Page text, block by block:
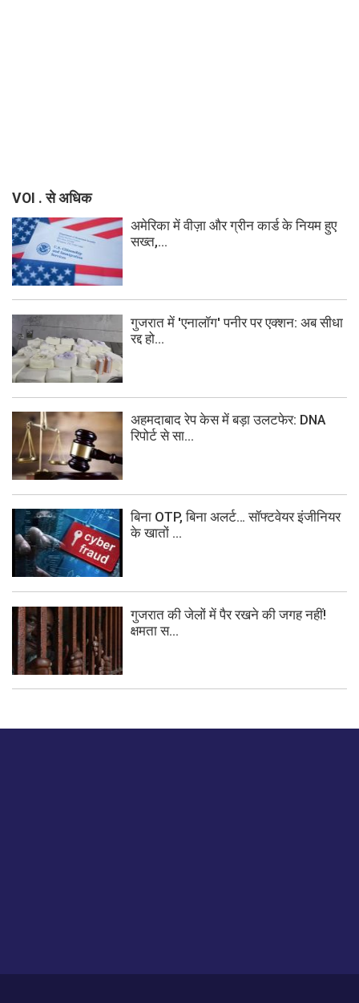
VOI . से अधिक
अमेरिका में वीज़ा और ग्रीन कार्ड के नियम हुए
सख्त,...
गुजरात में 'एनालॉग' पनीर पर एक्शन: अब सीधा
रद्द हो...
अहमदाबाद रेप केस में बड़ा उलटफेर: DNA
रिपोर्ट से सा...
बिना OTP, बिना अलर्ट… सॉफ्टवेयर इंजीनियर
के खातों ...
गुजरात की जेलों में पैर रखने की जगह नहीं!
क्षमता स...